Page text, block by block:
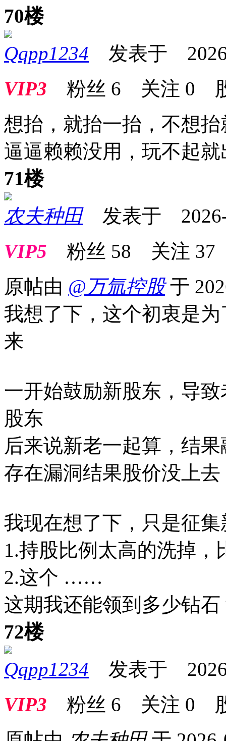
70楼
Qqpp1234 发表于
VIP3 粉丝 6 关注 0
想抬，就抬一抬，不想
逼逼赖赖没用，玩不起
71楼
农夫种田发表于 2026-
VIP5 粉丝 58 关注 37
原帖由 @万氚控股 于
我想了下，这个初衷是
来
一开始鼓励新股东，导
股东
后来说新老一起算，结
存在漏洞结果股价没上
我现在想了下，只是征集
1.持股比例太高的洗掉，
2.这个 ……
这期我还能领到
72楼
Qqpp1234 发表于
VIP3 粉丝 6 关注 0